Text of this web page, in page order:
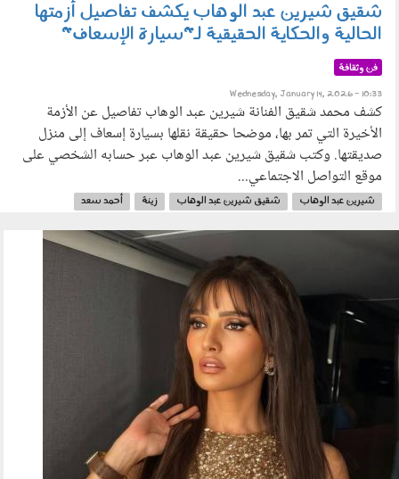
شقيق شيرين عبد الوهاب يكشف تفاصيل أزمتها
الحالية والحكاية الحقيقية لـ"سيارة الإسعاف"
فن وثقافة
Wednesday, January 14, 2026 - 10:33
كشف محمد شقيق الفنانة شيرين عبد الوهاب تفاصيل عن الأزمة
الأخيرة التي تمر بها، موضحا حقيقة نقلها بسيارة إسعاف إلى منزل
صديقتها. وكتب شقيق شيرين عبد الوهاب عبر حسابه الشخصي على
موقع التواصل الاجتماعي...
شيرين عبد الوهاب شقيق شيرين عبد الوهاب زينة
أحمد سعد